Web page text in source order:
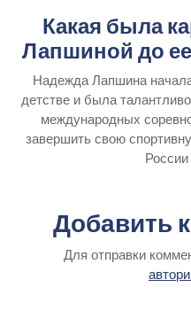
Какая была
Лапшиной до
Надежда Лапшина
детстве и была
международных
завершить свою
России
Добавить
Для отправки